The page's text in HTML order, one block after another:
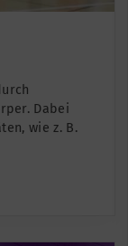
Dabei
wie z. B.